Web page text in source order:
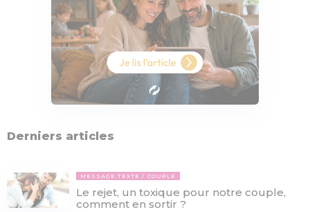
Derniers articles
MESSAGE TEXTE COUPLE
Le rejet, un toxique pour notre couple,
comment en sortir ?